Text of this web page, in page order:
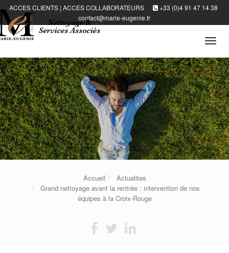
ACCES CLIENTS| ACCES COLLABORATEURS
+33 (0)4 91 47 14 38
contact@marie-eugenie.fr
Accueil
Actualites
Grand nettoyage avant la rentrée : intervention de nos
équipes à la Croix-Rouge